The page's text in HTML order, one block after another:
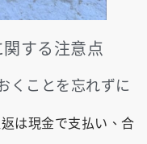
する注意点
くことを忘れずに
は現金で支払い、合